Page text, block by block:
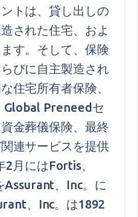
トは、貸し出しの
された住宅、およ
す。そして、保険
びに自主製造され
住宅所有者保険、
Global Preneedセ
金葬儀保険、最終
連サービスを提供
2月にはFortis、
Assurant、Inc。に
、Inc。は1892